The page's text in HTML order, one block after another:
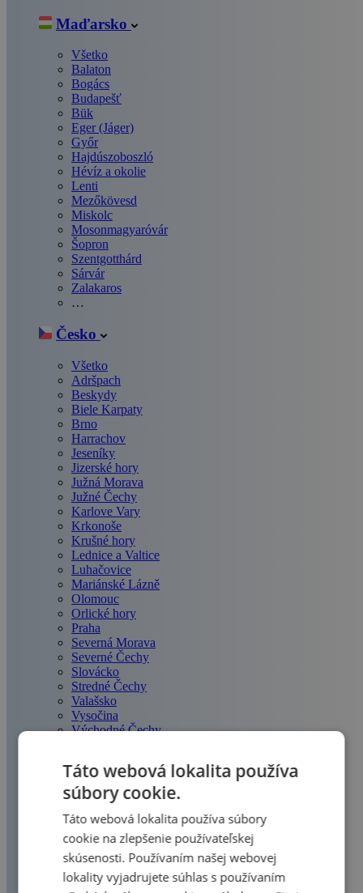
Maďarsko
Všetko
Balaton
Bogács
Budapešť
Bük
Eger (Jáger)
Győr
Hajdúszoboszló
Hévíz a okolie
Lenti
Mezőkövesd
Miskolc
Mosonmagyaróvár
Šopron
Szentgotthárd
Sárvár
Zalakaros
…
Česko
Všetko
Adršpach
Beskydy
Biele Karpaty
Brno
Harrachov
Jeseníky
Jizerské hory
Južná Morava
Južné Čechy
Karlove Vary
Krkonoše
Krušné hory
Lednice a Valtice
Luhačovice
Mariánské Lázně
Olomouc
Orlické hory
Praha
Severná Morava
Severné Čechy
Slovácko
Stredné Čechy
Valašsko
Vysočina
Východné Čechy
Poľsko
Všetko
Krakov
Kudowa-Zdrój
Baltské more
Poľské Beskydy
Táto webová lokalita používa
súbory cookie.
Táto webová lokalita používa súbory
cookie na zlepšenie používateľskej
skúsenosti. Používaním našej webovej
lokality vyjadrujete súhlas s používaním